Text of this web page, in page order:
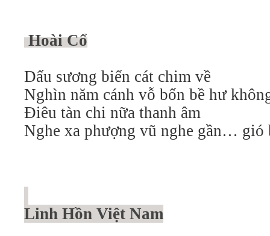
Hoài Cổ
Dấu sương biển cát chim về
Nghìn năm cánh vỗ bốn bề hư
Điêu tàn chi nữa thanh âm
Nghe xa phượng vũ nghe gần… gió
Linh Hồn Việt Nam